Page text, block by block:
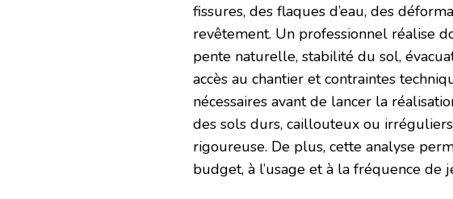
fissures, des flaques d’eau, des
revêtement. Un professionnel réalise
pente naturelle, stabilité du sol,
accès au chantier et contraintes
nécessaires avant de lancer la
des sols durs, caillouteux ou
rigoureuse. De plus, cette analyse
budget, à l’usage et à la fréquence de